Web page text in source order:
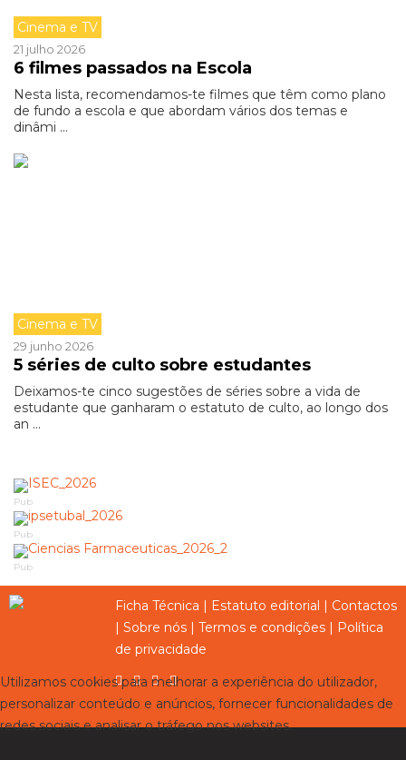
Cinema e TV
21 julho 2026
6 filmes passados na Escola
Nesta lista, recomendamos-te filmes que têm como plano
de fundo a escola e que abordam vários dos temas e
dinâmi ...
Cinema e TV
29 junho 2026
5 séries de culto sobre estudantes
Deixamos-te cinco sugestões de séries sobre a vida de
estudante que ganharam o estatuto de culto, ao longo dos
an ...
Pub
Pub
Pub
Ficha Técnica | Estatuto editorial | Contactos
| Sobre nós | Termos e condições | Política
de privacidade
Utilizamos cookies para melhorar a experiência do utilizador,
personalizar conteúdo e anúncios, fornecer funcionalidades de
redes sociais e analisar o tráfego nos websites.